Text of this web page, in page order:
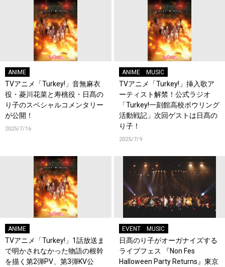
ANIME
TVアニメ「Turkey!」音無麻衣
役・菱川花菜と寿桃役・日髙の
り子のスペシャルコメンタリー
が公開！
2025/7/16
ANIME MUSIC
TVアニメ「Turkey!」挿入歌ア
ーティスト解禁！公式ラジオ
「Turkey!一刻館高校ボウリング
活動戦記」次回ゲストは日髙の
り子！
2025/7/9
ANIME
TVアニメ「Turkey!」1話放送ま
で明かされなかった物語の根幹
を描く第2弾PV、第3弾KV公
EVENT MUSIC
日髙のり子がオーガナイズする
ライブフェス 『Non Fes
Halloween Party Returns️』東京